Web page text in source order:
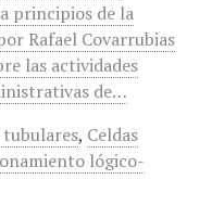
principios de la
Rafael Covarrubias
las actividades
de…
, Celdas
lógico-